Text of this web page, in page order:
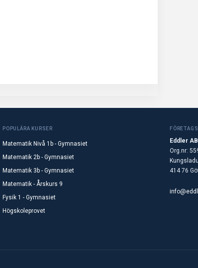
POPULÄRA KURSER
Matematik Nivå 1b - Gymnasiet
Matematik 2b - Gymnasiet
Matematik 3b - Gymnasiet
Matematik - Årskurs 9
Fysik 1 - Gymnasiet
Högskoleprovet
Eddler AB
Org.nr:
414 76